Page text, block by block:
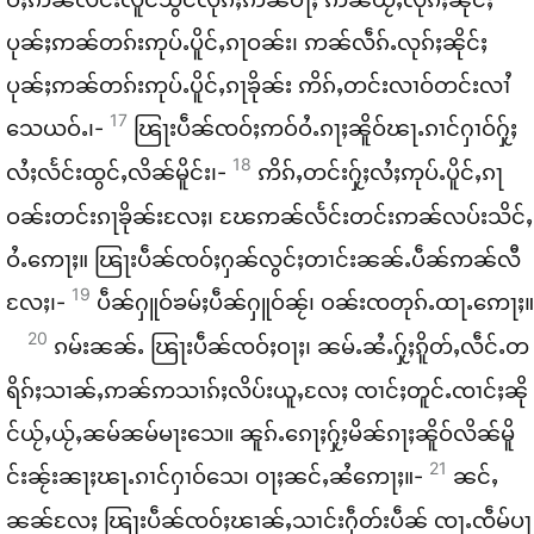
ပုၼ်ႈ​ဢၼ်​တၵ်း​ဢုပ်ႉ​ပိူင်ႇ​ၵႃ​ဝၼ်း၊ ဢၼ်​လဵၵ်ႉ​လုၵ်ႈ​ၼိုင်ႈ
ပုၼ်ႈ​ဢၼ်​တၵ်း​ဢုပ်ႉ​ပိူင်ႇ​ၵႃ​ၶိုၼ်း ဢိၵ်ႇ​တင်း​လၢဝ်​တင်း​လၢႆ​
သေ​ယဝ်ႉ၊- 17 ၽြႃး​ပဵၼ်​ၸဝ်ႈ​ဢဝ်​ဝႆႉ​ၵႃႈ​ၼိူဝ်​ၽႃႉ​ၵၢင်​ႁၢဝ်​ႁႂ်ႈ​
လႆႈ​လႅင်း​ထွင်ႇ​လိၼ်​မိူင်း၊- 18 ဢိၵ်ႇ​တင်း​ႁႂ်ႈ​လႆႈ​ဢုပ်ႉ​ပိူင်ႇ​ၵႃ​
ဝၼ်း​တင်း​ၵႃ​ၶိုၼ်း​လႄႈ၊ ၽႄ​ဢၼ်​လႅင်း​တင်း​ဢၼ်​လပ်း​သိင်ႇ​
ဝႆႉ​ဢေႃႈ။ ၽြႃး​ပဵၼ်​ၸဝ်ႈ​ႁၼ်​လွင်ႈ​တၢင်း​ၼၼ်ႉ​ပဵၼ်​ဢၼ်​လီ​
လႄႈ၊- 19 ပဵၼ်​ႁူဝ်​ၶမ်ႈ​ပဵၼ်​ႁူဝ်​ၼႂ်၊ ဝၼ်း​ၸတုၵ်ႉထႃႉ​ဢေႃႈ။
20 ၵမ်း​ၼၼ်ႉ ၽြႃး​ပဵၼ်​ၸဝ်ႈ​ဝႃႈ၊ ၼမ်ႉ​ၼႆႉ​ႁႂ်ႈ​ၵိူတ်ႇ​လဵင်ႉ​တ
ရိၵ်ႈသၢၼ်ႇ​ဢၼ်​ဢသၢၵ်ႈ​လိပ်း​ယူႇ​လႄႈ ၸၢင်ႈ​တူင်ႉ​ၸၢင်ႈ​ၼို
င်​ယႂ်ႇ​ယႂ်ႇ​ၼမ်​ၼမ်​မႃး​သေ။ ၼူၵ်ႉ​ၵေႃႈ​ႁႂ်ႈ​မိၼ်​ၵႃႈ​ၼိူဝ်​လိၼ်​မိူ
င်း​ၼႂ်း​ၼႃႈ​ၽႃႉ​ၵၢင်​ႁၢဝ်​သေ၊ ဝႃႈ​ၼင်ႇ​ၼႆ​ဢေႃႈ။- 21 ၼင်ႇ​
ၼၼ်​လႄႈ ၽြႃး​ပဵၼ်​ၸဝ်ႈ​ၽၢၼ်ႇ​သၢင်း​ႁဵတ်း​ပဵၼ် ၸႃႉ​ၸဵမ်​ပႃ​